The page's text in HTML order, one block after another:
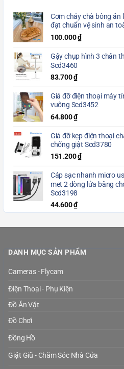
Cơm cháy chà bông ăn
đạt chuẩn vệ sinh an
100.000₫
Gậy chụp hình 3 chân
Scd3460
83.700₫
Giá đỡ điện thoại máy
vuông Scd3452
64.800₫
Giá đỡ kẹp điện thoại
chống giật Scd3780
151.200₫
Cáp sạc nhanh micro
met 2 dòng lửa băng
Scd3198
44.600₫
DANH MỤC SẢN PHẨM
Cameras - Flycam
Điện Thoại - Phụ Kiện
Đồ Ăn Vặt
Đồ Chơi
Đồng Hồ
Giặt Giũ - Chăm Sóc Nhà Cửa